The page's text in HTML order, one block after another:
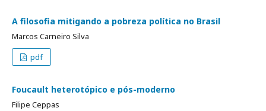
A filosofia mitigando a pobreza política no Brasil
Marcos Carneiro Silva
pdf
Foucault heterotópico e pós-moderno
Filipe Ceppas